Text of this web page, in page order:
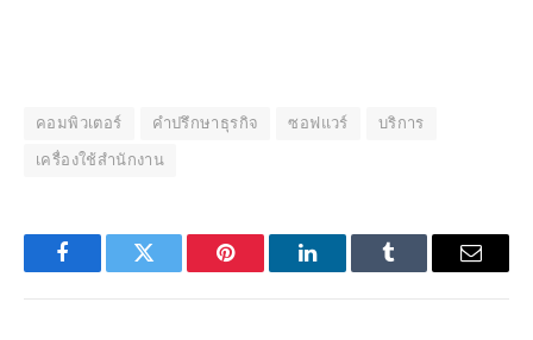
คอมพิวเตอร์ คำปรึกษาธุรกิจ ซอฟแวร์
บริการ
เครื่องใช้สำนักงาน
FacebookTwitter Pinterest LinkedInTumblr Email